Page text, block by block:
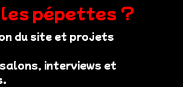
les pépettes ?
du site et projets
interviews et